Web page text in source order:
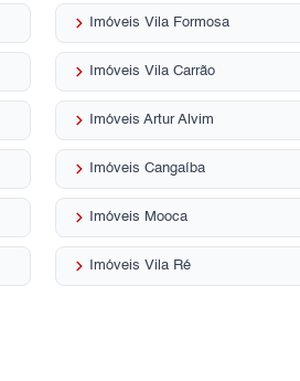
keyboard_arrow_right Imóveis Vila Formosa
keyboard_arrow_right Imóveis Vila Carrão
keyboard_arrow_right Imóveis Artur Alvim
keyboard_arrow_right Imóveis Cangaíba
keyboard_arrow_right Imóveis Mooca
keyboard_arrow_right Imóveis Vila Ré